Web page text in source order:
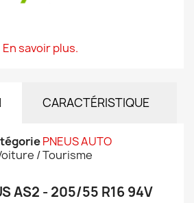
En savoir plus.
CARACTÉRISTIQUE
PNEUS AUTO
/ Tourisme
AS2 - 205/55 R16 94V